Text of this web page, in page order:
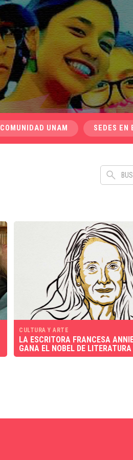
COMUNIDAD UNAM SEDES EN
CULTURA Y ARTE
LA ESCRITORA FRANCESA
GANA EL NOBEL DE